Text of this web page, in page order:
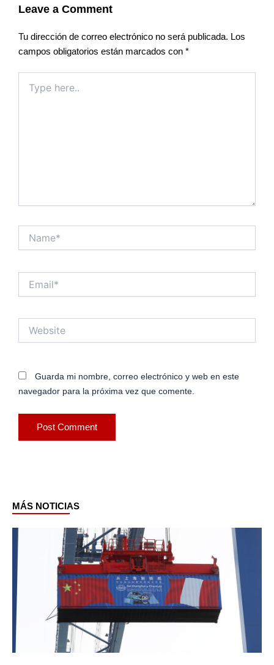
Leave a Comment
Tu dirección de correo electrónico no será publicada. Los
campos obligatorios están marcados con *
here..
Guarda mi nombre, correo electrónico y web en este
navegador para la próxima vez que comente.
MÁS NOTICIAS
Page Page PagePage